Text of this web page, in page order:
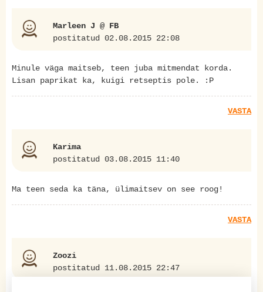
Marleen J @ FB
postitatud 02.08.2015 22:08
Minule väga maitseb, teen juba mitmendat korda.
Lisan paprikat ka, kuigi retseptis pole. :P
VASTA
Karima
postitatud 03.08.2015 11:40
Ma teen seda ka täna, ülimaitsev on see roog!
VASTA
Zoozi
postitatud 11.08.2015 22:47